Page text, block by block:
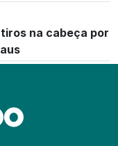
na cabeça por